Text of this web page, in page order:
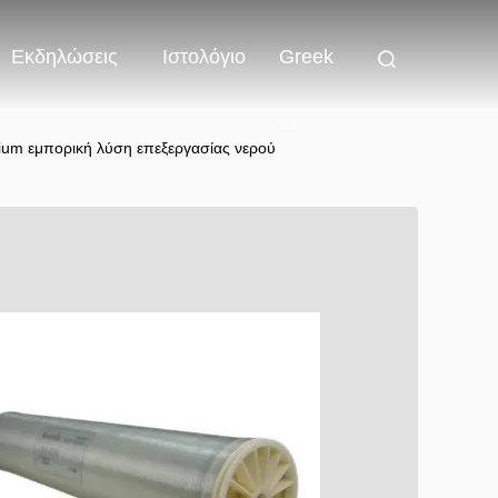
Εκδηλώσεις Ιστολόγιο Greek
εμπορική λύση επεξεργασίας νερού